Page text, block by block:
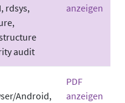
rdsys,
audit
anzeigen
Android,
PDF
anzeigen